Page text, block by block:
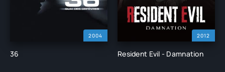
2004
36
2012
Resident Evil - Damnation